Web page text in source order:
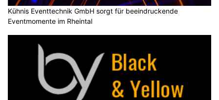
Kühnis Eventtechnik GmbH sorgt für beeindruckende
Eventmomente im Rheintal